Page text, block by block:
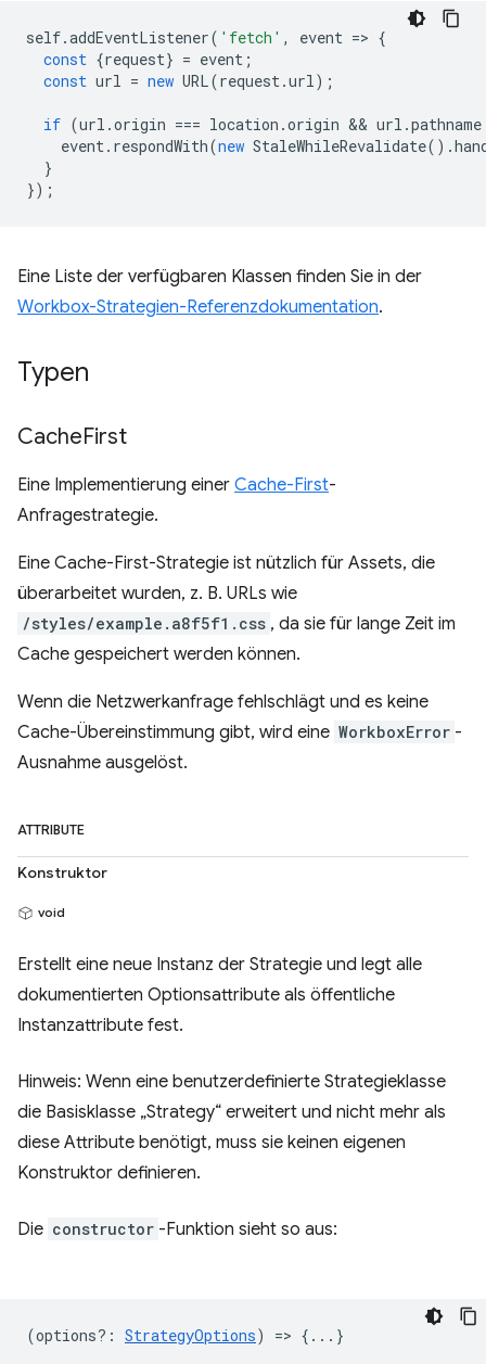
self.addEventListener( 'fetch' , event => {
const {request} = event ;
const url = new URL(request .url );
if (url .origin === location .origin && url .pathname
event . respondWith(new StaleWhileRevalidate().
}
});
Eine Liste der verfügbaren Klassen finden Sie in der
Workbox-Strategien-Referenzdokumentation.
Typen
CacheFirst
Eine Implementierung einer Cache-First-
Anfragestrategie.
Eine Cache-First-Strategie ist nützlich für Assets, die
überarbeitet wurden, z. B. URLs wie
/styles/example.a8f5f1.css , da sie für lange Zeit im
Cache gespeichert werden können.
Wenn die Netzwerkanfrage fehlschlägt und es keine
Cache-Übereinstimmung gibt, wird eine WorkboxError -
Ausnahme ausgelöst.
ATTRIBUTE
Konstruktor
void
Erstellt eine neue Instanz der Strategie und legt alle
dokumentierten Optionsattribute als öffentliche
Instanzattribute fest.
Hinweis: Wenn eine benutzerdefinierte Strategieklasse
die Basisklasse „Strategy“ erweitert und nicht mehr als
diese Attribute benötigt, muss sie keinen eigenen
Konstruktor definieren.
Die constructor -Funktion sieht so aus:
(options? : StrategyOptions) => {...}